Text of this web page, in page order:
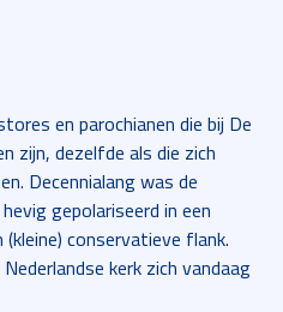
en parochianen die bij De
zijn, dezelfde als die zich
Decennialang was de
gepolariseerd in een
conservatieve flank.
kerk zich vandaag